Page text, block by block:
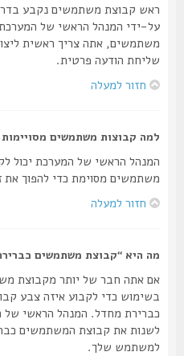
ראש קבוצת משתמשים נקבע בדרך
על-ידי המנהל הראשי של המערכת.
משתמשים, אתה צריך ראשית ליצור
שליחת הודעה פרטית.
חזור למעלה
למה קבוצות משתמשים מסויימות
המנהל הראשי של המערכת יכול
משתמשים מסוימת כדי להפוך את
חזור למעלה
מה היא “קבוצת משתמשים כברירת
אם אתה חבר של יותר מקבוצת
בשימוש כדי לקבוע איזה צבע קבוצה
כברירת מחדל. המנהל הראשי של
לשנות את קבוצת המשתמשים
למשתמש שלך.